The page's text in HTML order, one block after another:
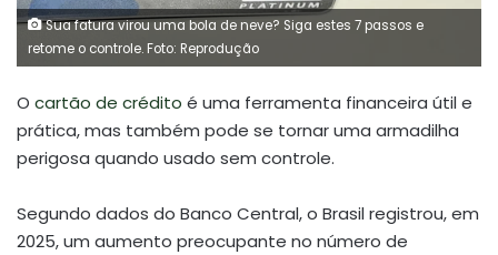
Sua fatura virou uma bola de neve? Siga estes 7 passos e
retome o controle. Foto: Reprodução
O cartão de crédito é uma ferramenta financeira útil e
prática, mas também pode se tornar uma armadilha
perigosa quando usado sem controle.
Segundo dados do Banco Central, o Brasil registrou, em
2025, um aumento preocupante no número de